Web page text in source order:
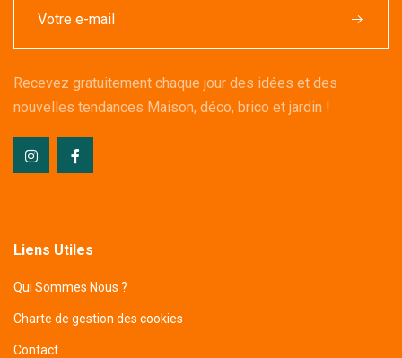
Recevez gratuitement chaque jour des idées et des
nouvelles tendances Maison, déco, brico et jardin !
Liens Utiles
Qui Sommes Nous ?
Charte de gestion des cookies
Contact